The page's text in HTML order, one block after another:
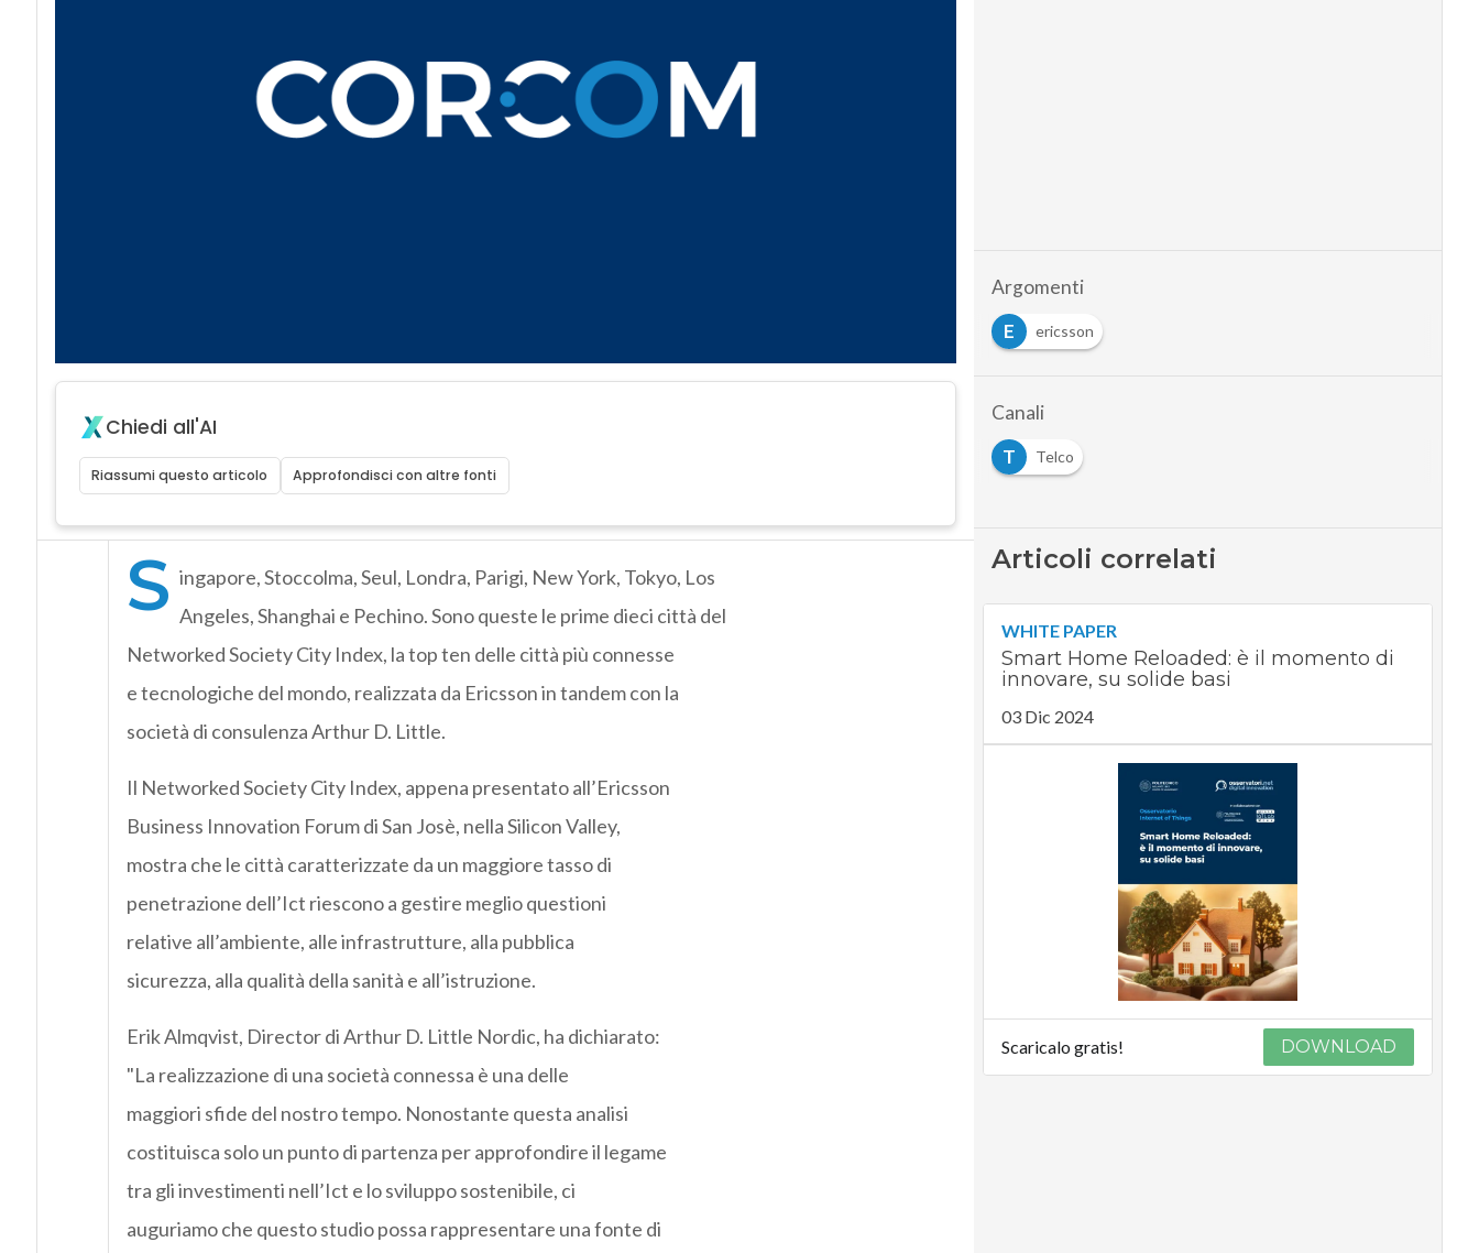
Chiedi all'AI
Riassumi questo articolo Approfondisci con altre fonti
S ingapore, Stoccolma, Seul, Londra, Parigi, New York, Tokyo, Los
Angeles, Shanghai e Pechino. Sono queste le prime dieci città del
Networked Society City Index, la top ten delle città più connesse
e tecnologiche del mondo, realizzata da Ericsson in tandem con la
società di consulenza Arthur D. Little.
Il Networked Society City Index, appena presentato all’Ericsson
Business Innovation Forum di San Josè, nella Silicon Valley,
mostra che le città caratterizzate da un maggiore tasso di
penetrazione dell’Ict riescono a gestire meglio questioni
relative all’ambiente, alle infrastrutture, alla pubblica
sicurezza, alla qualità della sanità e all’istruzione.
Erik Almqvist, Director di Arthur D. Little Nordic, ha dichiarato:
"La realizzazione di una società connessa è una delle
maggiori sfide del nostro tempo. Nonostante questa analisi
costituisca solo un punto di partenza per approfondire il legame
tra gli investimenti nell’Ict e lo sviluppo sostenibile, ci
auguriamo che questo studio possa rappresentare una fonte di
Argomenti
E
ericsson
Canali
T
Telco
Articoli correlati
WHITE PAPER
Smart Home Reloaded: è il momento di
innovare, su solide basi
03 Dic 2024
Scaricalo gratis! DOWNLOAD